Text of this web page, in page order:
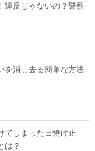
違反じゃないの？警察
を消し去る簡単な方法
てしまった日焼け止
は？